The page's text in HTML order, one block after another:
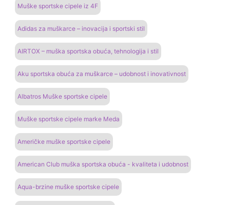
Muške sportske cipele iz 4F
Adidas za muškarce – inovacija i sportski stil
AIRTOX – muška sportska obuća, tehnologija i stil
Aku sportska obuća za muškarce – udobnost i inovativnost
Albatros Muške sportske cipele
Muške sportske cipele marke Meda
Američke muške sportske cipele
American Club muška sportska obuća - kvaliteta i udobnost
Aqua-brzine muške sportske cipele